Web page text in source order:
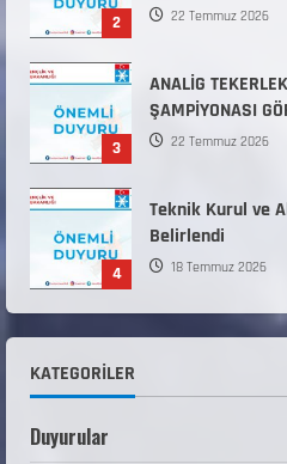
3 22 Temmuz 2026
4
Teknik Kurul ve
Belirlendi
18 Temmuz 2026
5
KAYAKLI KOŞU
ANTRENÖRLÜK
12 Temmuz 2026
1
Millî Savunma
Temini
KATEGORILER
Duyurular